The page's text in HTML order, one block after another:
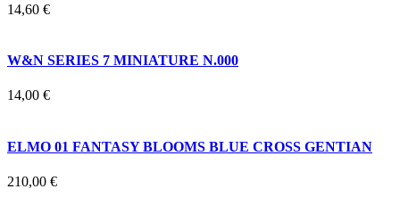
14,60 €
W&N SERIES 7 MINIATURE N.000
14,00 €
ELMO 01 FANTASY BLOOMS BLUE CROSS GENTIAN
210,00 €